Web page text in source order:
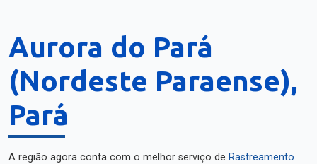
Aurora do Pará
(Nordeste Paraense),
Pará
A região agora conta com o melhor serviço de Rastreamento